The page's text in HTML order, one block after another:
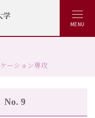
MENU
ーション専攻
9